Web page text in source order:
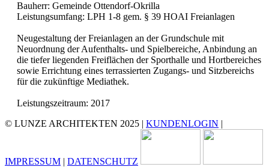
Bauherr: Gemeinde Ottendorf-Okrilla
Leistungsumfang: LPH 1-8 gem. § 39 HOAI Freianlagen
Neugestaltung der Freianlagen an der Grundschule mit
Neuordnung der Aufenthalts- und Spielbereiche, Anbindung an
die tiefer liegenden Freiflächen der Sporthalle und Hortbereiches
sowie Errichtung eines terrassierten Zugangs- und Sitzbereichs
für die zukünftige Mediathek.
Leistungszeitraum: 2017
© LUNZE ARCHITEKTEN 2025 | KUNDENLOGIN |
IMPRESSUM | DATENSCHUTZ